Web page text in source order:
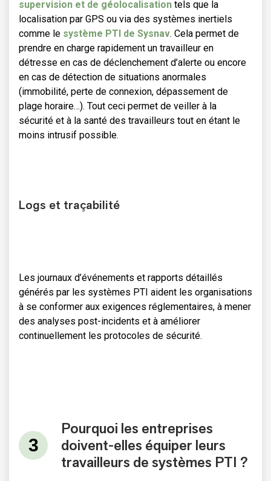
supervision et de géolocalisation tels que la
localisation par GPS ou via des systèmes inertiels
comme le système PTI de Sysnav. Cela permet de
prendre en charge rapidement un travailleur en
détresse en cas de déclenchement d’alerte ou encore
en cas de détection de situations anormales
(immobilité, perte de connexion, dépassement de
plage horaire…). Tout ceci permet de veiller à la
sécurité et à la santé des travailleurs tout en étant le
moins intrusif possible.
Logs et traçabilité
Les journaux d’événements et rapports détaillés
générés par les systèmes PTI aident les organisations
à se conformer aux exigences réglementaires, à mener
des analyses post-incidents et à améliorer
continuellement les protocoles de sécurité.
Pourquoi les entreprises
doivent-elles équiper leurs
travailleurs de systèmes PTI ?